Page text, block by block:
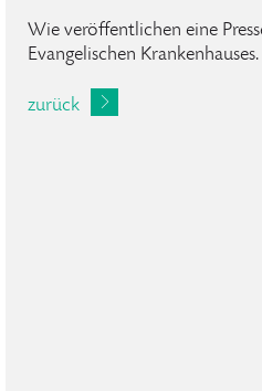
Wie veröffentlichen eine
Evangelischen Krankenhauses.
zurück